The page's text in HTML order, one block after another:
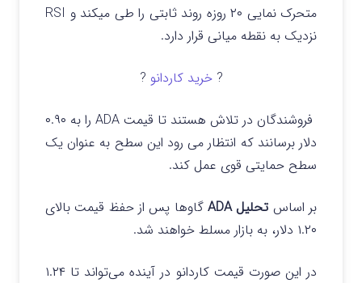
متحرک نمایی ۲۰ روزه روند ثابتی را طی میکند و RSI
نزدیک به نقطه میانی قرار دارد.
?خرید کاردانو ?
فروشندگان در تلاش هستند تا قیمت ADA را به ۰.۹۰
دلار برسانند که انتظار می رود این سطح به عنوان یک
سطح حمایتی قوی عمل کند.
بر اساس تحلیل ADA
گاوها پس از حفظ قیمت بالای
۱.۲۰ دلار، به بازار مسلط خواهند شد.
در این صورت قیمت کاردانو در آینده می‌تواند تا ۱.۲۴